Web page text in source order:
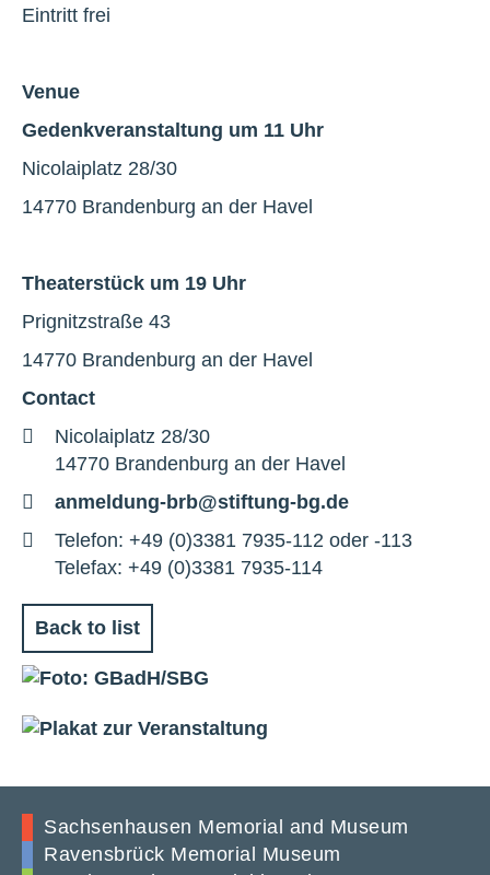
Eintritt frei
Venue
Gedenkveranstaltung um 11 Uhr
Nicolaiplatz 28/30
14770 Brandenburg an der Havel
Theaterstück um 19 Uhr
Prignitzstraße 43
14770 Brandenburg an der Havel
Contact
Adresse
Nicolaiplatz 28/30
14770 Brandenburg an der Havel
E-
Mail
anmeldung-brb@stiftung-bg.de
Telefon
Telefon: +49 (0)3381 7935-112 oder -113
Telefax: +49 (0)3381 7935-114
Back to list
Sachsenhausen Memorial and Museum
Ravensbrück Memorial Museum